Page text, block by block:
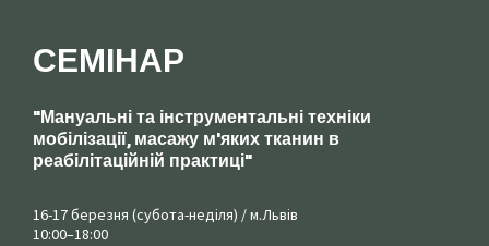
СЕМІНАР
"Мануальні та інструментальні техніки
мобілізації, масажу м'яких тканин в
реабілітаційній практиці"
16-17 березня (субота-неділя) / м.Львів
10:00–18:00